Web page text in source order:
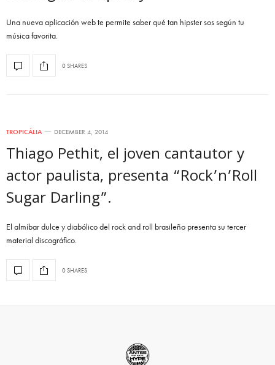
Una nueva aplicación web te permite saber qué tan hipster sos según tu
música favorita.
0 SHARES
TROPICÁLIA DECEMBER 4, 2014
Thiago Pethit, el joven cantautor y
actor paulista, presenta “Rock’n’Roll
Sugar Darling”.
El almíbar dulce y diabólico del rock and roll brasileño presenta su tercer
material discográfico.
0 SHARES